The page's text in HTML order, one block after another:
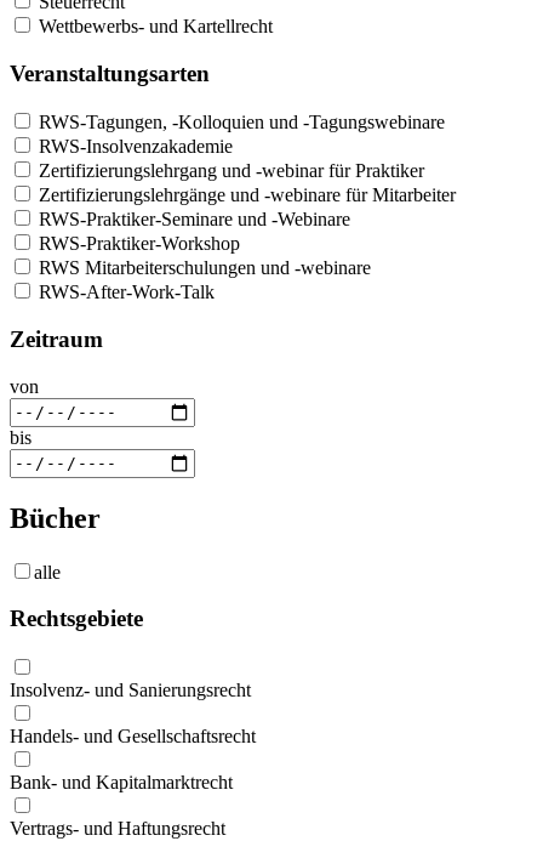
Wettbewerbs- und Kartellrecht
Veranstaltungsarten
RWS-Tagungen, -Kolloquien und -Tagungswebinare
RWS-Insolvenzakademie
Zertifizierungslehrgang und -webinar für Praktiker
Zertifizierungslehrgänge und -webinare für Mitarbeiter
RWS-Praktiker-Seminare und -Webinare
RWS-Praktiker-Workshop
RWS Mitarbeiterschulungen und -webinare
RWS-After-Work-Talk
Zeitraum
von
bis
Bücher
alle
Rechtsgebiete
Insolvenz- und Sanierungsrecht
Handels- und Gesellschaftsrecht
Bank- und Kapitalmarktrecht
Vertrags- und Haftungsrecht